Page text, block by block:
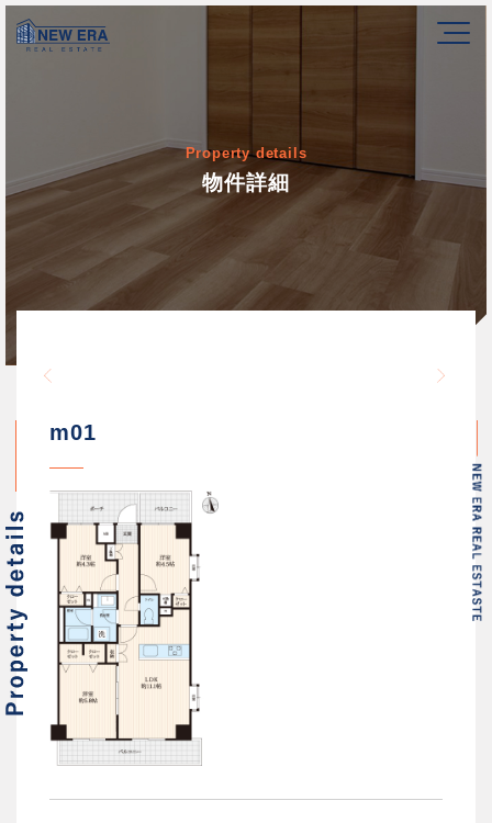
Property details
物件詳細
/home/newerakk/
m01